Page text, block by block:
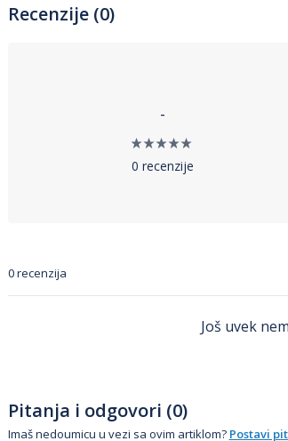
Recenzije (0)
-
0 recenzije
0 recenzija
Još uvek
Pitanja i odgovori (0)
Imaš nedoumicu u vezi sa ovim artiklom? Postavi